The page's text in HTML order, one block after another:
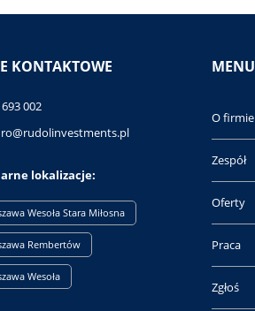
KONTAKTOWE
002
lokalizacje:
Wesoła Stara Miłosna
Rembertów
Wesoła
MENU
O firmie
Zespół
Oferty
Praca
Zgłoś